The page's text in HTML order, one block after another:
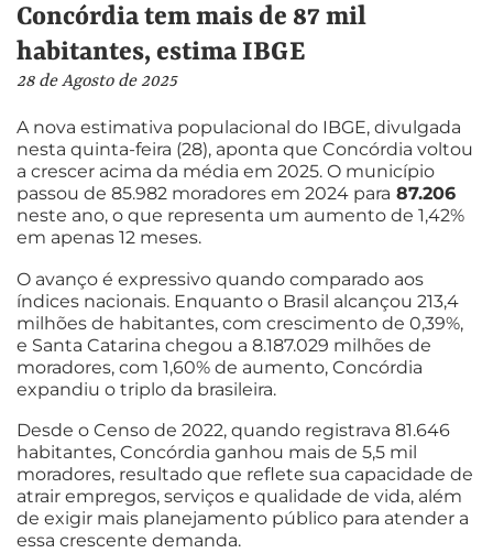
Concórdia tem mais de 87 mil
habitantes, estima IBGE
28 de Agosto de 2025
A nova estimativa populacional do IBGE, divulgada
nesta quinta-feira (28), aponta que Concórdia voltou
a crescer acima da média em 2025. O município
passou de 85.982 moradores em 2024 para 87.206
neste ano, o que representa um aumento de 1,42%
em apenas 12 meses.
O avanço é expressivo quando comparado aos
índices nacionais. Enquanto o Brasil alcançou 213,4
milhões de habitantes, com crescimento de 0,39%,
e Santa Catarina chegou a 8.187.029 milhões de
moradores, com 1,60% de aumento, Concórdia
expandiu o triplo da brasileira.
Desde o Censo de 2022, quando registrava 81.646
habitantes, Concórdia ganhou mais de 5,5 mil
moradores, resultado que reflete sua capacidade de
atrair empregos, serviços e qualidade de vida, além
de exigir mais planejamento público para atender a
essa crescente demanda.